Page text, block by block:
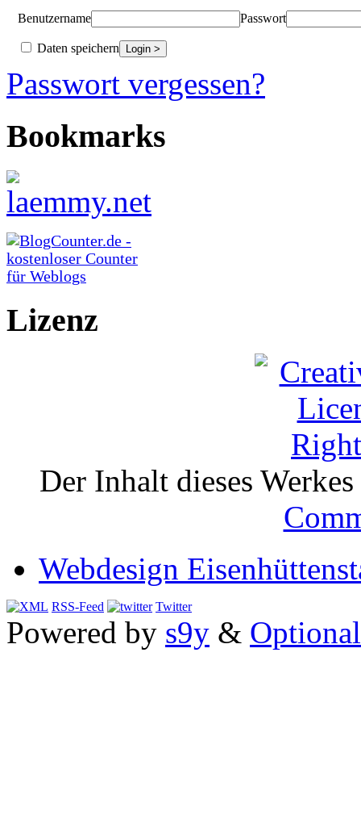
Benutzername Passwort
Daten speichern
Passwort vergessen?
Bookmarks
Lizenz
Der Inhalt dieses
Webdesign
RSS-Feed Twitter
Powered by s9y &